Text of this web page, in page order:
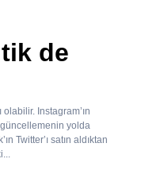
de
Instagram’ın
yolda
Twitter’ı satın aldıktan